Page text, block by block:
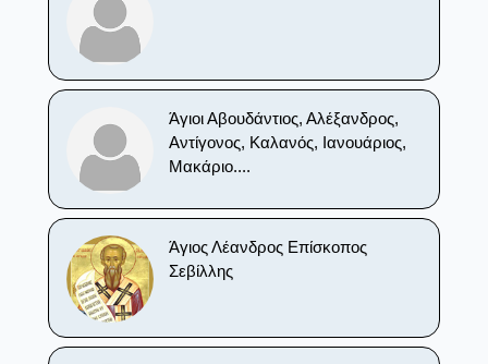
Άγιοι Αβουδάντιος, Αλέξανδρος,
Αντίγονος, Καλανός, Ιανουάριος,
Μακάριο....
Άγιος Λέανδρος Επίσκοπος
Σεβίλλης